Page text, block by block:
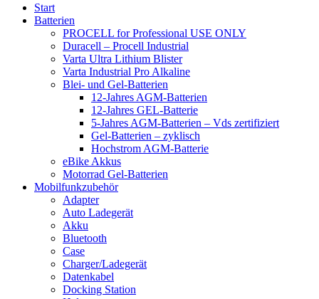
Start
Batterien
PROCELL for Professional USE ONLY
Duracell – Procell Industrial
Varta Ultra Lithium Blister
Varta Industrial Pro Alkaline
Blei- und Gel-Batterien
12-Jahres AGM-Batterien
12-Jahres GEL-Batterie
5-Jahres AGM-Batterien – Vds zertifiziert
Gel-Batterien – zyklisch
Hochstrom AGM-Batterie
eBike Akkus
Motorrad Gel-Batterien
Mobilfunkzubehör
Adapter
Auto Ladegerät
Akku
Bluetooth
Case
Charger/Ladegerät
Datenkabel
Docking Station